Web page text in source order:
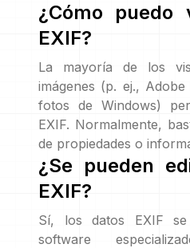
¿Cómo puedo
EXIF?
La mayoría de los
imágenes (p. ej.,
fotos de Windows)
EXIF. Normalmente,
de propiedades o
¿Se pueden
EXIF?
Sí, los datos EXIF
software